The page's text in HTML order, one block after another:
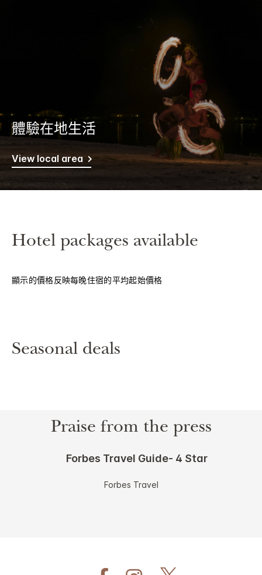
體驗在地生活
View local area
Hotel packages available
顯示的價格反映每晚住宿的平均起始價格
Seasonal deals
Praise from the press
Forbes Travel Guide- 4 Star
Forbes Travel